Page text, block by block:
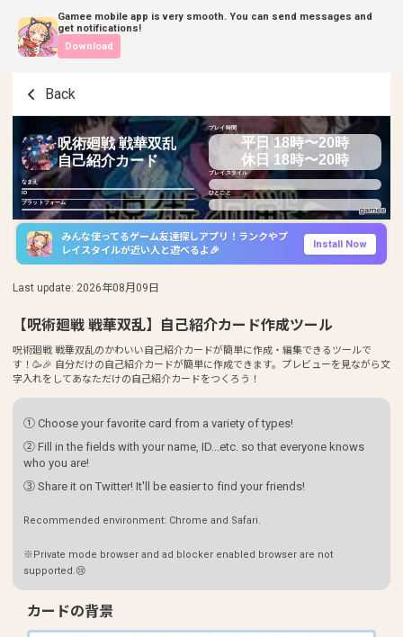
Gamee mobile app is very smooth. You can send messages and
get notifications!
Download
Back
呪術廻戦 戦華双乱
自己紹介カード
なまえ
ID
プラットフォーム
プレイ時間
平日 18時〜20時
休日 18時〜20時
プレイスタイル
ひとこと
みんな使ってるゲーム友達探しアプリ！ランクやプ
レイスタイルが近い人と遊べるよ🎉
Install Now
Last update: 2026年08月09日
【呪術廻戦 戦華双乱】自己紹介カード作成ツール
呪術廻戦 戦華双乱のかわいい自己紹介カードが簡単に作成・編集できるツールで
す！🥳🎉 自分だけの自己紹介カードが簡単に作成できます。プレビューを見ながら文
字入れをしてあなただけの自己紹介カードをつくろう！
① Choose your favorite card from a variety of types!
② Fill in the fields with your name, ID...etc. so that everyone knows
who you are!
③ Share it on Twitter! It'll be easier to find your friends!
Recommended environment: Chrome and Safari.
※Private mode browser and ad blocker enabled browser are not
supported.😢
カードの背景